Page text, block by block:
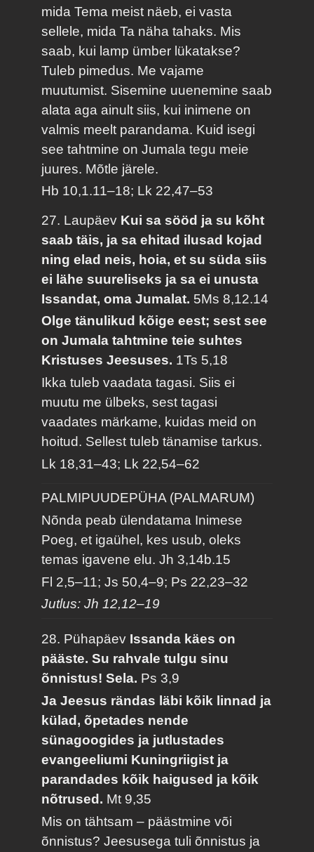
mida Tema meist näeb, ei vasta
sellele, mida Ta näha tahaks. Mis
saab, kui lamp ümber lükatakse?
Tuleb pimedus. Me vajame
muutumist. Sisemine uuenemine saab
alata aga ainult siis, kui inimene on
valmis meelt parandama. Kuid isegi
see tahtmine on Jumala tegu meie
juures. Mõtle järele.
Hb 10,1.11–18; Lk 22,47–53
27. Laupäev Kui sa sööd ja su kõht
saab täis, ja sa ehitad ilusad kojad
ning elad neis, hoia, et su süda siis
ei lähe suureliseks ja sa ei unusta
Issandat, oma Jumalat. 5Ms 8,12.14
Olge tänulikud kõige eest; sest see
on Jumala tahtmine teie suhtes
Kristuses Jeesuses. 1Ts 5,18
Ikka tuleb vaadata tagasi. Siis ei
muutu me ülbeks, sest tagasi
vaadates märkame, kuidas meid on
hoitud. Sellest tuleb tänamise tarkus.
Lk 18,31–43; Lk 22,54–62
PALMIPUUDEPÜHA (PALMARUM)
Nõnda peab ülendatama Inimese
Poeg, et igaühel, kes usub, oleks
temas igavene elu.Jh 3,14b.15
Fl 2,5–11; Js 50,4–9; Ps 22,23–32
Jutlus: Jh 12,12–19
28. Pühapäev Issanda käes on
pääste. Su rahvale tulgu sinu
õnnistus! Sela. Ps 3,9
Ja Jeesus rändas läbi kõik linnad ja
külad, õpetades nende
sünagoogides ja jutlustades
evangeeliumi Kuningriigist ja
parandades kõik haigused ja kõik
nõtrused. Mt 9,35
Mis on tähtsam – päästmine või
õnnistus? Jeesusega tuli õnnistus ja